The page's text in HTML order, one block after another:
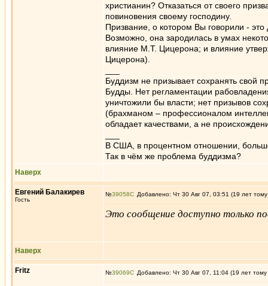
христианин? Отказаться от своего
повиновения своему господину.
Призвание, о котором Вы говорили -
Возможно, она зародилась в умах
влияние М.Т. Цицерона; и влияние
Цицерона).
Буддизм не призывает сохранять свой
Будды. Нет регламентации
уничтожили бы власти; нет призывов
(брахманом – профессионалом
обладает качествами, а не
В США, в процентном отношении,
Так в чём же проблема буддизма?
Наверх
Евгений Балакирев
Гость
№39058 Добавлено: Чт 30 Авг 07, 03:51 (19 лет
Это сообщение доступно только
Наверх
Fritz №39069 Добавлено: Чт 30 Авг 07, 11:04 (19 лет тому